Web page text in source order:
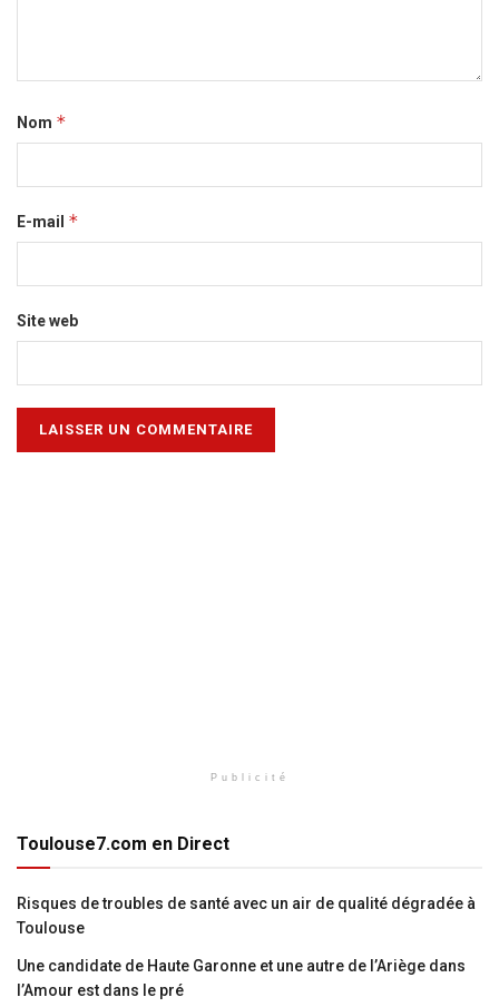
Nom *
E-mail *
Site web
Publicité
Toulouse7.com en Direct
Risques de troubles de santé avec un air de qualité dégradée à
Toulouse
Une candidate de Haute Garonne et une autre de l’Ariège dans
l’Amour est dans le pré